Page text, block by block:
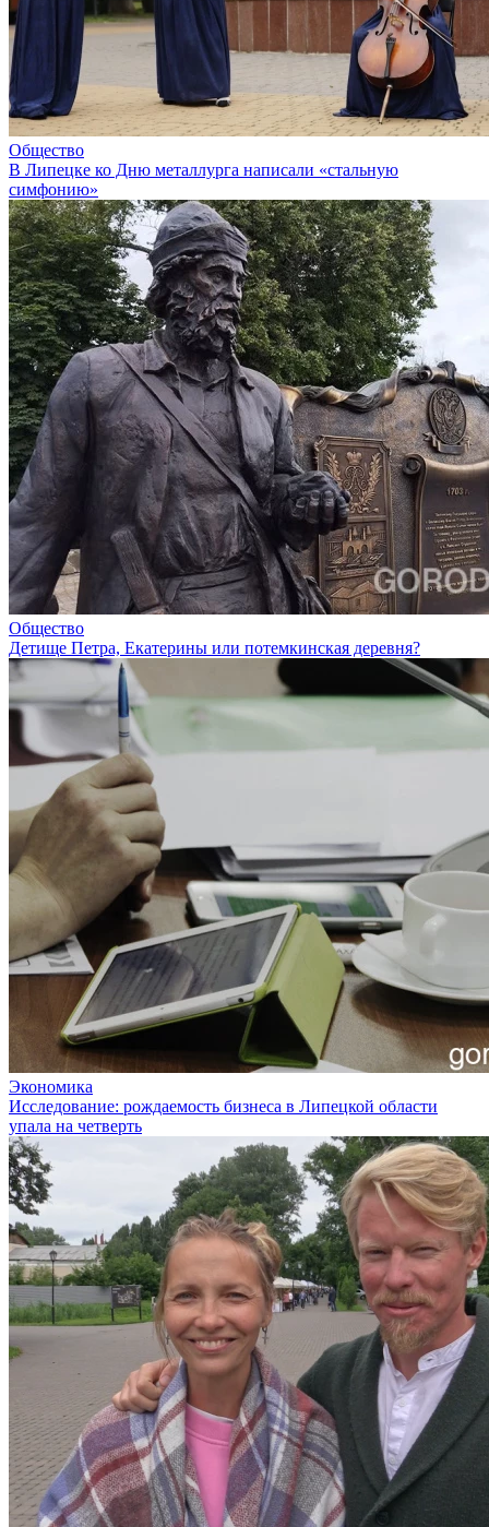
Общество
В Липецке ко Дню металлурга написали «стальную
симфонию»
Общество
Детище Петра, Екатерины или потемкинская деревня?
Экономика
Исследование: рождаемость бизнеса в Липецкой области
упала на четверть